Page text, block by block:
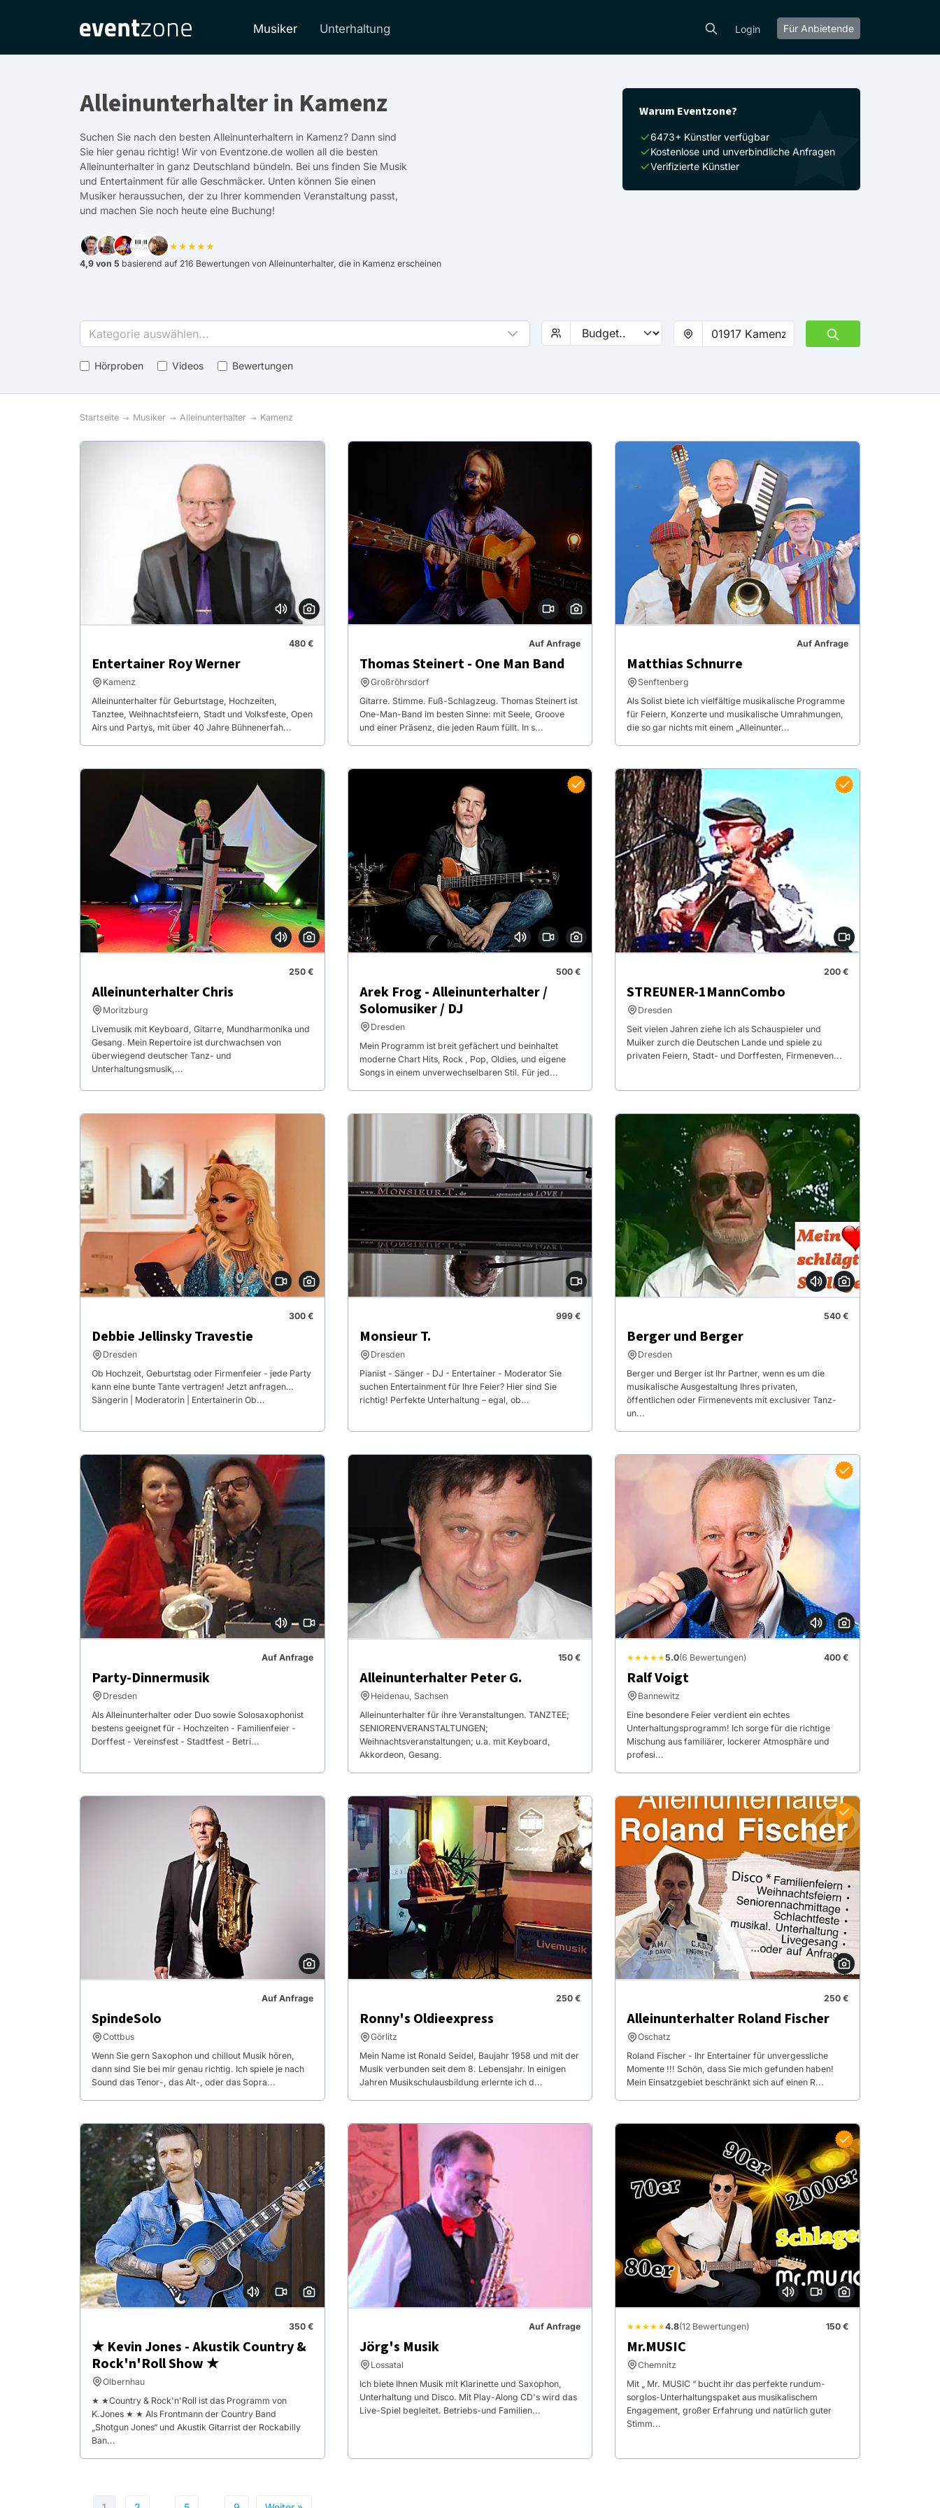
Musiker Unterhaltung Login Für Anbietende
Alleinunterhalter in Kamenz
Suchen Sie nach den besten Alleinunterhaltern in Kamenz? Dann sind
Sie hier genau richtig! Wir von Eventzone.de wollen all die besten
Alleinunterhalter in ganz Deutschland bündeln. Bei uns finden Sie Musik
und Entertainment für alle Geschmäcker. Unten können Sie einen
Musiker heraussuchen, der zu Ihrer kommenden Veranstaltung passt,
und machen Sie noch heute eine Buchung!
★★★★★
4,9 von 5 basierend auf 216 Bewertungen von Alleinunterhalter, die in Kamenz erscheinen
Warum Eventzone?
6473+ Künstler verfügbar
Kostenlose und unverbindliche Anfragen
Verifizierte Künstler
Kategorie auswählen...
Hörproben Videos Bewertungen
Startseite Musiker Alleinunterhalter Kamenz
480 €
Entertainer Roy Werner
Kamenz
Alleinunterhalter für Geburtstage, Hochzeiten,
Tanztee, Weihnachtsfeiern, Stadt und Volksfeste, Open
Airs und Partys, mit über 40 Jahre Bühnenerfah...
Auf Anfrage
Thomas Steinert - One Man Band
Großröhrsdorf
Gitarre. Stimme. Fuß-Schlagzeug. Thomas Steinert ist
One-Man-Band im besten Sinne: mit Seele, Groove
und einer Präsenz, die jeden Raum füllt. In s...
Auf Anfrage
Matthias Schnurre
Senftenberg
Als Solist biete ich vielfältige musikalische Programme
für Feiern, Konzerte und musikalische Umrahmungen,
die so gar nichts mit einem „Alleinunter...
250 €
Alleinunterhalter Chris
Moritzburg
Livemusik mit Keyboard, Gitarre, Mundharmonika und
Gesang. Mein Repertoire ist durchwachsen von
überwiegend deutscher Tanz- und
Unterhaltungsmusik,...
500 €
Arek Frog - Alleinunterhalter /
Solomusiker / DJ
Dresden
Mein Programm ist breit gefächert und beinhaltet
moderne Chart Hits, Rock , Pop, Oldies, und eigene
Songs in einem unverwechselbaren Stil. Für jed...
200 €
STREUNER-1MannCombo
Dresden
Seit vielen Jahren ziehe ich als Schauspieler und
Muiker zurch die Deutschen Lande und spiele zu
privaten Feiern, Stadt- und Dorffesten, Firmeneven...
300 €
Debbie Jellinsky Travestie
Dresden
Ob Hochzeit, Geburtstag oder Firmenfeier - jede Party
kann eine bunte Tante vertragen! Jetzt anfragen…
Sängerin | Moderatorin | Entertainerin Ob...
999 €
Monsieur T.
Dresden
Pianist - Sänger - DJ - Entertainer - Moderator Sie
suchen Entertainment für Ihre Feier? Hier sind Sie
richtig! Perfekte Unterhaltung – egal, ob...
540 €
Berger und Berger
Dresden
Berger und Berger ist Ihr Partner, wenn es um die
musikalische Ausgestaltung Ihres privaten,
öffentlichen oder Firmenevents mit exclusiver Tanz-
un...
Auf Anfrage
Party-Dinnermusik
Dresden
Als Alleinunterhalter oder Duo sowie Solosaxophonist
bestens geeignet für - Hochzeiten - Familienfeier -
Dorffest - Vereinsfest - Stadtfest - Betri...
150 €
Alleinunterhalter Peter G.
Heidenau, Sachsen
Alleinunterhalter für ihre Veranstaltungen. TANZTEE;
SENIORENVERANSTALTUNGEN;
Weihnachtsveranstaltungen; u.a. mit Keyboard,
Akkordeon, Gesang.
★★★★★5.0(6 Bewertungen) 400 €
Ralf Voigt
Bannewitz
Eine besondere Feier verdient ein echtes
Unterhaltungsprogramm! Ich sorge für die richtige
Mischung aus familiärer, lockerer Atmosphäre und
profesi...
Auf Anfrage
SpindeSolo
Cottbus
Wenn Sie gern Saxophon und chillout Musik hören,
dann sind Sie bei mir genau richtig. Ich spiele je nach
Sound das Tenor-, das Alt-, oder das Sopra...
250 €
Ronny's Oldieexpress
Görlitz
Mein Name ist Ronald Seidel, Baujahr 1958 und mit der
Musik verbunden seit dem 8. Lebensjahr. In einigen
Jahren Musikschulausbildung erlernte ich d...
250 €
Alleinunterhalter Roland Fischer
Oschatz
Roland Fischer - Ihr Entertainer für unvergessliche
Momente !!! Schön, dass Sie mich gefunden haben!
Mein Einsatzgebiet beschränkt sich auf einen R...
350 €
★ Kevin Jones - Akustik Country &
Rock'n'Roll Show ★
Olbernhau
★ ★Country & Rock'n'Roll ist das Programm von
K.Jones ★ ★ Als Frontmann der Country Band
„Shotgun Jones“ und Akustik Gitarrist der Rockabilly
Ban...
Auf Anfrage
Jörg's Musik
Lossatal
Ich biete Ihnen Musik mit Klarinette und Saxophon,
Unterhaltung und Disco. Mit Play-Along CD's wird das
Live-Spiel begleitet. Betriebs-und Familien...
★★★★★4.8(12 Bewertungen) 150 €
Mr.MUSIC
Chemnitz
Mit „ Mr. MUSIC “ bucht ihr das perfekte rundum-
sorglos-Unterhaltungspaket aus musikalischem
Engagement, großer Erfahrung und natürlich guter
Stimm...